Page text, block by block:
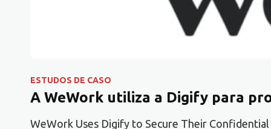
ESTUDOS DE CASO
A WeWork utiliza a Digify para
WeWork Uses Digify to Secure Their